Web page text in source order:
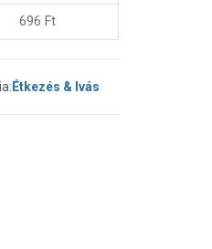
696 Ft
Étkezés & Ivás